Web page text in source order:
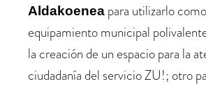
Aldakoenea para utilizarlo como
equipamiento municipal
la creación de un espacio para la
ciudadanía del servicio ZU!; otro